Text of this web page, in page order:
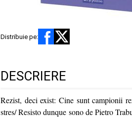
Distribuie pe:
DESCRIERE
Rezist, deci exist: Cine sunt campionii
stres/ Resisto dunque sono de Pietro